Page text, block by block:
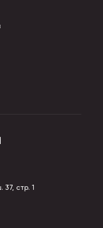
экономить
заколок, ленты,
стр. 1